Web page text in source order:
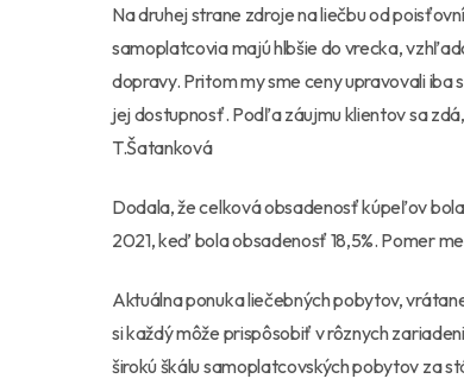
Na druhej strane zdroje na liečbu od
samoplatcovia majú hlbšie do vrecka,
dopravy. Pritom my sme ceny upravovali iba
jej dostupnosť. Podľa záujmu klientov sa
T.Šatanková
Dodala, že celková obsadenosť kúpeľov
2021, keď bola obsadenosť 18,5%. Pomer
Aktuálna ponuka liečebných pobytov,
si každý môže prispôsobiť v rôznych
širokú škálu samoplatcovských pobytov za